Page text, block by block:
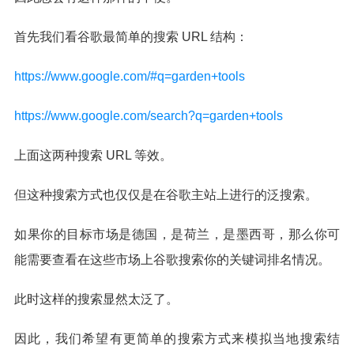
首先我们看谷歌最简单的搜索 URL 结构：
https://www.google.com/#q=garden+tools
https://www.google.com/search?q=garden+tools
上面这两种搜索 URL 等效。
但这种搜索方式也仅仅是在谷歌主站上进行的泛搜索。
如果你的目标市场是德国，是荷兰，是墨西哥，那么你可
能需要查看在这些市场上谷歌搜索你的关键词排名情况。
此时这样的搜索显然太泛了。
因此，我们希望有更简单的搜索方式来模拟当地搜索结